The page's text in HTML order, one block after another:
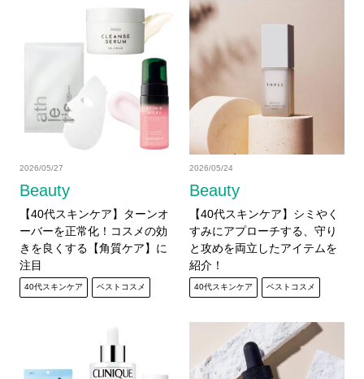
Beauty
2026/05/27
【40代スキンケア】ターンオ
ーバーを正常化！コスメの効
きを良くする【角質ケア】に
注目
40代スキンケア ベストコスメ
Beauty
2026/05/24
【40代スキンケア】シミやく
すみにアプローチする、守り
と攻めを両立したアイテムを
紹介！
40代スキンケア ベストコスメ